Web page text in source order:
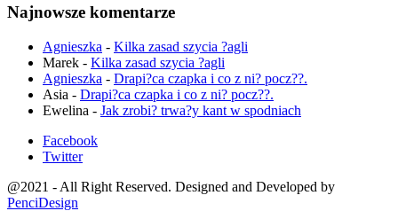
Najnowsze komentarze
Agnieszka - Kilka zasad szycia ?agli
Marek - Kilka zasad szycia ?agli
Agnieszka - Drapi?ca czapka i co z ni? pocz??.
Asia - Drapi?ca czapka i co z ni? pocz??.
Ewelina - Jak zrobi? trwa?y kant w spodniach
Facebook
Twitter
@2021 - All Right Reserved. Designed and Developed by
PenciDesign